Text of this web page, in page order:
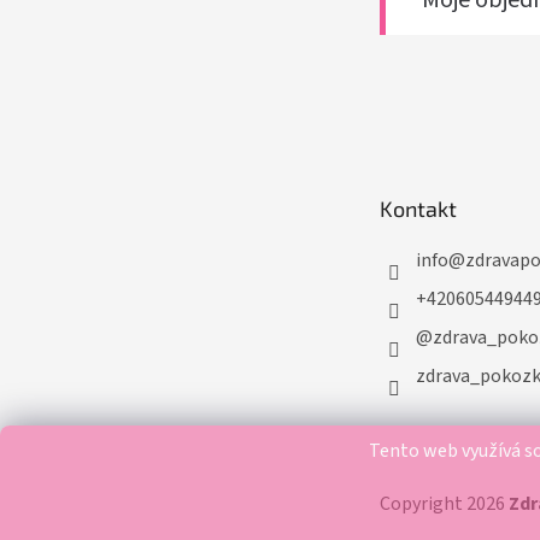
Tento web využívá
Kontakt
info@
+420605449449
Copyright 2026